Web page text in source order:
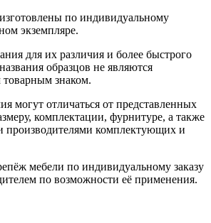
по индивидуальному
экземпляре.
для их различия и более быстрого
образцов не являются
товарным знаком.
могут отличаться от представленных
комплектации, фурнитуре, а также
производителями комплектующих и
мебели по индивидуальному заказу
по возможности её применения.